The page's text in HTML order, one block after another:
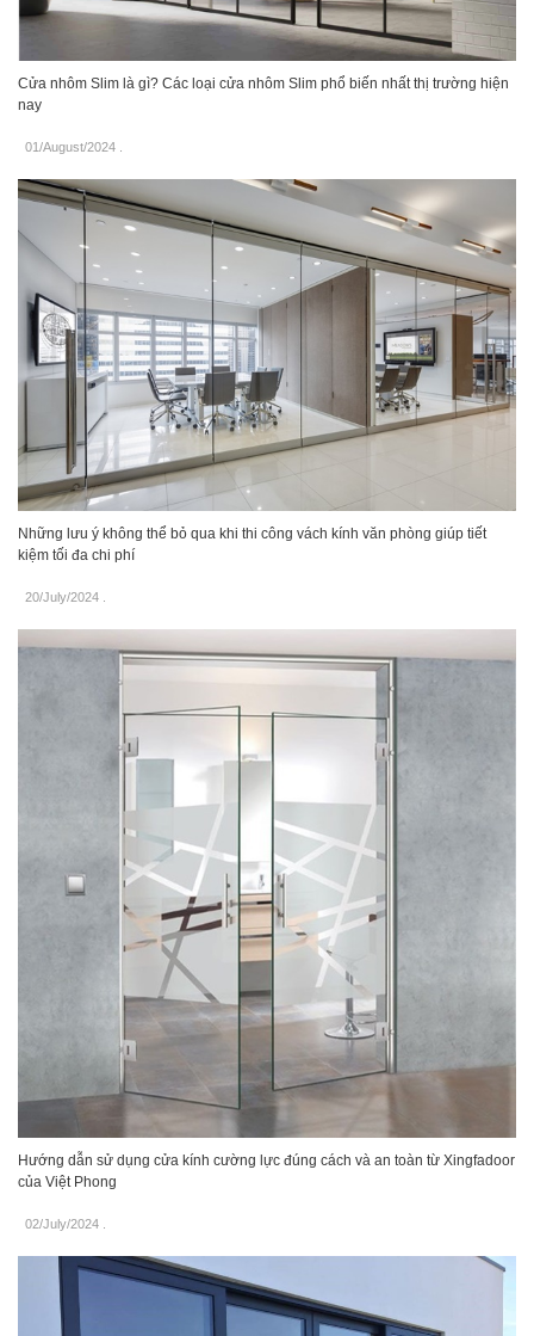
Cửa nhôm Slim là gì? Các loại cửa nhôm Slim phổ biến nhất thị trường hiện
nay
01/August/2024
Những lưu ý không thể bỏ qua khi thi công vách kính văn phòng giúp tiết
kiệm tối đa chi phí
20/July/2024
Hướng dẫn sử dụng cửa kính cường lực đúng cách và an toàn từ Xingfadoor
của Việt Phong
02/July/2024